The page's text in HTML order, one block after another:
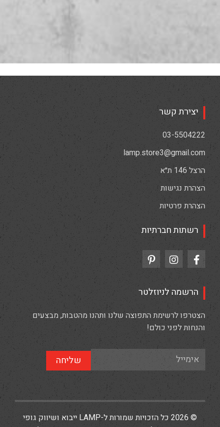
יצירת קשר
03-5504222
lamp.store3@gmail.com
הרצל 146 ת״א
הצהרת נגישות
הצהרת פרטיות
רשתות חברתיות
הרשמה לניוזלטר
הצטרפו לרשימת התפוצה שלנו ותהנו מהטבות, מבצעים
והנחות לפני כולם!
שליחה
© 2026 כל הזכויות שמורות ל-LAMP ייבוא ושיווק גופי